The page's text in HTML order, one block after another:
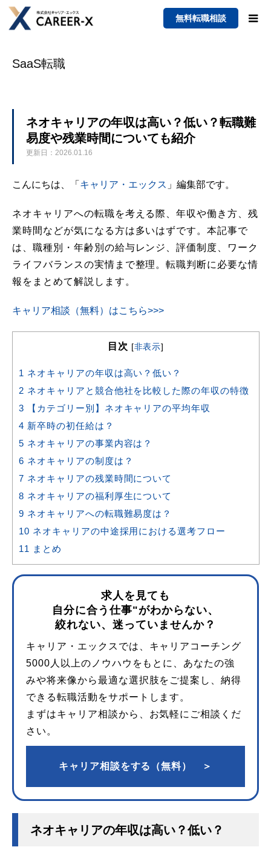
無料転職相談
SaaS転職
ネオキャリアの年収は高い？低い？転職難
易度や残業時間についても紹介
更新日：2026.01.16
こんにちは、「 キャリア・エックス 」編集部です。
ネオキャリアへの転職を考える際、年収や働き方、残
業時間などが気になる方は多いはずです。本記事で
は、職種別・年齢別の給与レンジ、評価制度、ワーク
ライフバランスの実情まで整理。転職判断に必要な情
報をまとめて解説します。
キャリア相談（無料）はこちら>>>
目次 [非表示]
1 ネオキャリアの年収は高い？低い？
2 ネオキャリアと競合他社を比較した際の年収の特徴
3 【カテゴリー別】ネオキャリアの平均年収
4 新卒時の初任給は？
5 ネオキャリアの事業内容は？
6 ネオキャリアの制度は？
7 ネオキャリアの残業時間について
8 ネオキャリアの福利厚生について
9 ネオキャリアへの転職難易度は？
10 ネオキャリアの中途採用における選考フロー
11
まとめ
求人を見ても
自分に合う仕事"がわからない、
絞れない、迷っていませんか？
キャリア・エックスでは、キャリアコーチング
5000人以上のノウハウをもとに、あなたの強
みや将来像から最適な選択肢をご提案し、納得
できる転職活動をサポートします。
まずはキャリア相談から、お気軽にご相談くだ
さい。
キャリア相談をする（無料） ＞
ネオキャリアの年収は高い？低い？